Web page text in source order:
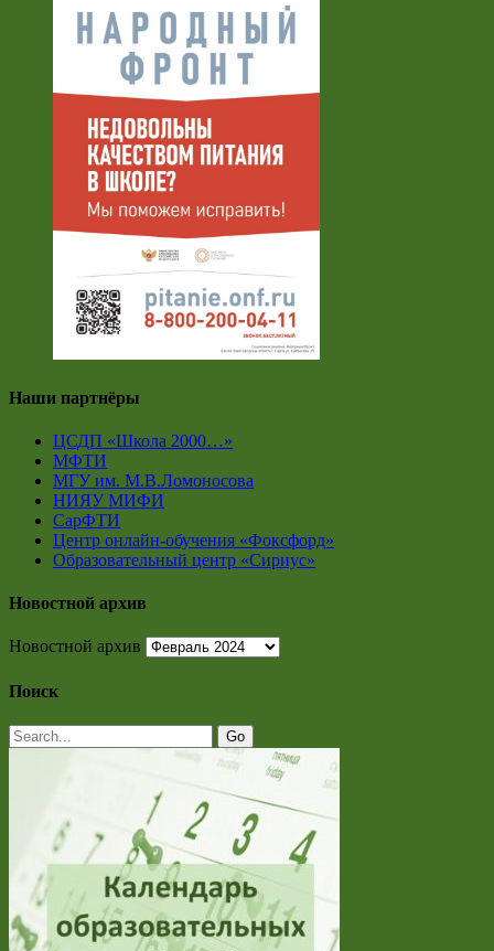
Наши партнёры
ЦСДП «Школа 2000…»
МФТИ
МГУ им. М.В.Ломоносова
НИЯУ МИФИ
СарФТИ
Центр онлайн-обучения «Фоксфорд»
Образовательный центр «Сириус»
Новостной архив
Новостной архив
Поиск